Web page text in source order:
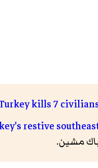
kills 7
restive
مشين.